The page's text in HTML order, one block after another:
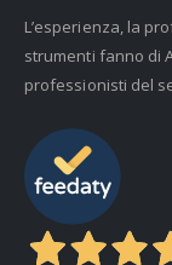
L’esperienza, la
strumenti fanno di
professionisti del